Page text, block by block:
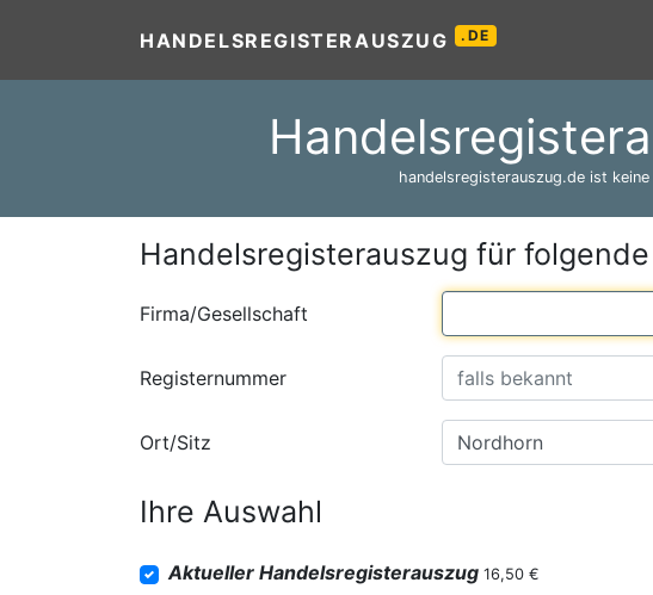
HANDELSREGISTERAUSZUG .DE
handelsregisterauszug.de ist
Handelsregisterauszug für
Firma/Gesellschaft
Registernummer
Ort/Sitz
Ihre Auswahl
Aktueller Handelsregisterauszug 16,50 €